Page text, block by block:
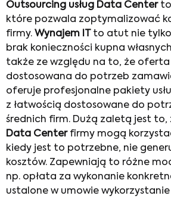
Outsourcing usług Data Centerto
które pozwala zoptymalizować
firmy. Wynajem IT to atut nie
brak konieczności kupna
także ze względu na to, że
dostosowana do potrzeb
oferuje profesjonalne pakiety
z łatwością dostosowane do
średnich firm. Dużą zaletą jest to,
Data Center firmy mogą
kiedy jest to potrzebne, nie
kosztów. Zapewniają to różne
np. opłata za wykonanie
ustalone w umowie